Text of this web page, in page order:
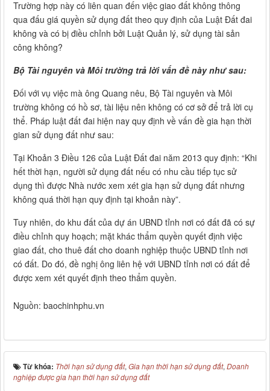
Trường hợp này có liên quan đến việc giao đất không thông
qua đấu giá quyền sử dụng đất theo quy định của Luật Đất đai
không và có bị điều chỉnh bởi Luật Quản lý, sử dụng tài sản
công không?
Bộ Tài nguyên và Môi trường trả lời vấn đề này như sau:
Đối với vụ việc mà ông Quang nêu, Bộ Tài nguyên và Môi
trường không có hồ sơ, tài liệu nên không có cơ sở để trả lời cụ
thể. Pháp luật đất đai hiện nay quy định về vấn đề gia hạn thời
gian sử dụng đất như sau:
Tại Khoản 3 Điều 126 của Luật Đất đai năm 2013 quy định: “Khi
hết thời hạn, người sử dụng đất nếu có nhu cầu tiếp tục sử
dụng thì được Nhà nước xem xét gia hạn sử dụng đất nhưng
không quá thời hạn quy định tại khoản này”.
Tuy nhiên, do khu đất của dự án UBND tỉnh nơi có đất đã có sự
điều chỉnh quy hoạch; mặt khác thẩm quyền quyết định việc
giao đất, cho thuê đất cho doanh nghiệp thuộc UBND tỉnh nơi
có đất. Do đó, đề nghị ông liên hệ với UBND tỉnh nơi có đất để
được xem xét quyết định theo thẩm quyền.
Nguồn: baochinhphu.vn
Từ khóa: Thời hạn sử dụng đất, Gia hạn thời hạn sử dụng đất, Doanh
nghiệp được gia hạn thời hạn sử dụng đất